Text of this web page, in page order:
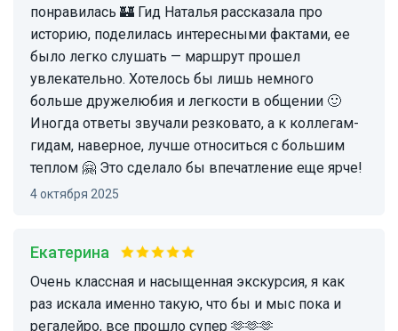
понравилась 🏰 Гид Наталья рассказала про
историю, поделилась интересными фактами, ее
было легко слушать — маршрут прошел
увлекательно. Хотелось бы лишь немного
больше дружелюбия и легкости в общении 🙂
Иногда ответы звучали резковато, а к коллегам-
гидам, наверное, лучше относиться с большим
теплом 🤗 Это сделало бы впечатление еще ярче!
4 октября 2025
Екатерина
очень классная и насыщенная экскурсия, я как
раз искала именно такую, что бы и мыс пока и
регалейро, все прошло супер 🫶🫶🫶